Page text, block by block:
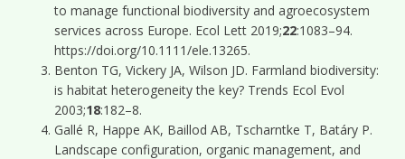
to manage functional biodiversity and agroecosystem
services across Europe. Ecol Lett 2019;22:1083–94.
https://doi.org/10.1111/ele.13265.
Benton TG, Vickery JA, Wilson JD. Farmland biodiversity:
is habitat heterogeneity the key? Trends Ecol Evol
2003;18:182–8.
Gallé R, Happe AK, Baillod AB, Tscharntke T, Batáry P.
Landscape configuration, organic management, and